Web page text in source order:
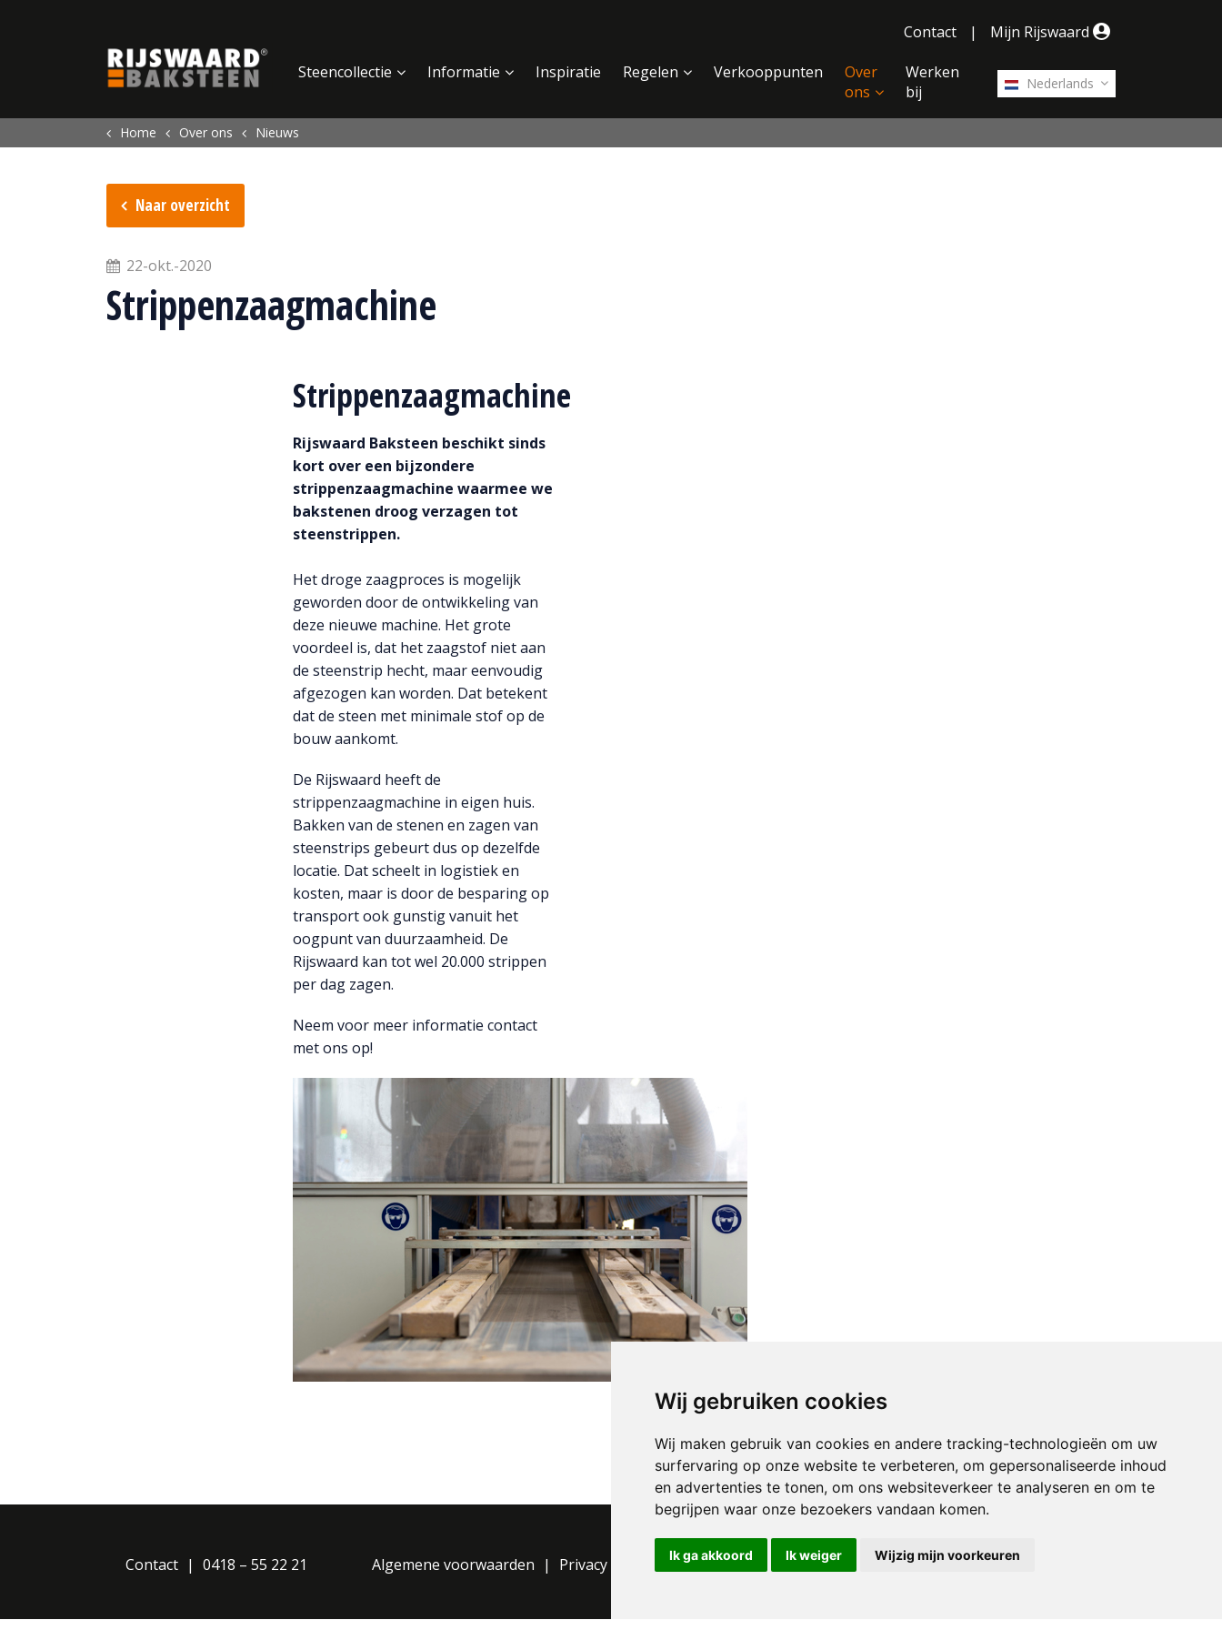
Wij gebruiken cookies
Wij maken gebruik van cookies en andere tracking-technologieën om uw
surfervaring op onze website te verbeteren, om gepersonaliseerde inhoud
en advertenties te tonen, om ons websiteverkeer te analyseren en om te
begrijpen waar onze bezoekers vandaan komen.
Ik ga akkoord Ik weiger Wijzig mijn voorkeuren
Contact
| Mijn Rijswaard
Nederlands
Steencollectie Informatie Inspiratie Regelen Verkooppunten
Over
ons
Werken
bij
Home Over ons Nieuws
Naar overzicht
22-okt.-2020
Strippenzaagmachine
Strippenzaagmachine
Rijswaard Baksteen beschikt sinds
kort over een bijzondere
strippenzaagmachine waarmee we
bakstenen droog verzagen tot
steenstrippen.
Het droge zaagproces is mogelijk
geworden door de ontwikkeling van
deze nieuwe machine. Het grote
voordeel is, dat het zaagstof niet aan
de steenstrip hecht, maar eenvoudig
afgezogen kan worden. Dat betekent
dat de steen met minimale stof op de
bouw aankomt.
De Rijswaard heeft de
strippenzaagmachine in eigen huis.
Bakken van de stenen en zagen van
steenstrips gebeurt dus op dezelfde
locatie. Dat scheelt in logistiek en
kosten, maar is door de besparing op
transport ook gunstig vanuit het
oogpunt van duurzaamheid. De
Rijswaard kan tot wel 20.000 strippen
per dag zagen.
Neem voor meer informatie contact
met ons op!
Contact 0418 – 55 22 21 Algemene voorwaarden Privacy Statement
Cookie instellingen